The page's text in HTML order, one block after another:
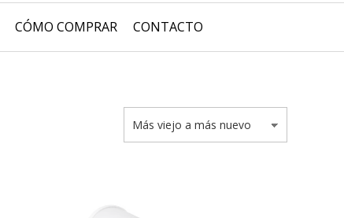
CÓMO COMPRAR CONTACTO